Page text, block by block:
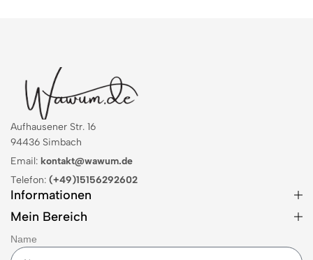
Aufhausener Str. 16
94436 Simbach
Email: kontakt@wawum.de
Telefon: (+49)15156292602
Informationen
Mein Bereich
Name